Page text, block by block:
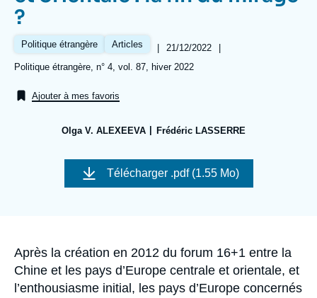
L'Ifri
Analyses
Se connecter
?
Politique étrangère Articles |
Date
de
21/12/2022
|
Références
Politique étrangère, n° 4, vol. 87, hiver 2022
Ajouter à mes favoris
Olga V. ALEXEEVA Frédéric LASSERRE
Image
couverture
Télécharger .pdf (1.55 Mo)
Accroche
Après la création en 2012 du forum 16+1 entre la
Chine et les pays d’Europe centrale et orientale, et
l’enthousiasme initial, les pays d’Europe concernés